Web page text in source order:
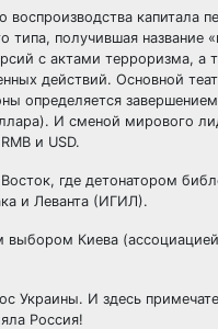
воспроизводства капитала
получившая название
с актами терроризма, а
действий. Основной
определяется
И сменой мирового
и USD.
где детонатором
и Леванта (ИГИЛ).
выбором Киева
Украины. И здесь
Россия!